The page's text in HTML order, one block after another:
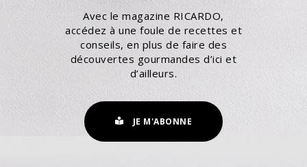
Avec le magazine RICARDO,
accédez à une foule de recettes et
conseils, en plus de faire des
découvertes gourmandes d’ici et
d’ailleurs.
JE M'ABONNE